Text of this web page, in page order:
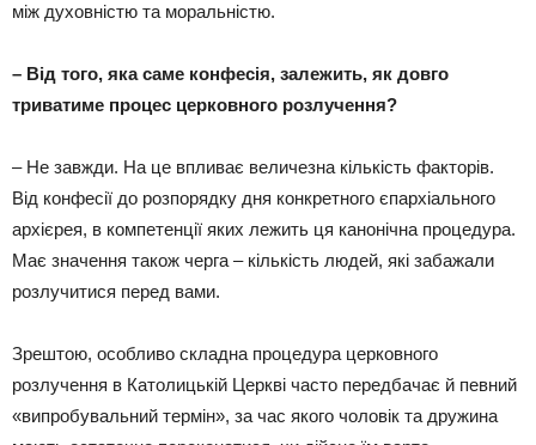
між духовністю та моральністю.
– Від того, яка саме конфесія, залежить, як довго
триватиме процес церковного розлучення?
– Не завжди. На це впливає величезна кількість факторів.
Від конфесії до розпорядку дня конкретного єпархіального
архієрея, в компетенції яких лежить ця канонічна процедура.
Має значення також черга – кількість людей, які забажали
розлучитися перед вами.
Зрештою, особливо складна процедура церковного
розлучення в Католицькій Церкві часто передбачає й певний
«випробувальний термін», за час якого чоловік та дружина